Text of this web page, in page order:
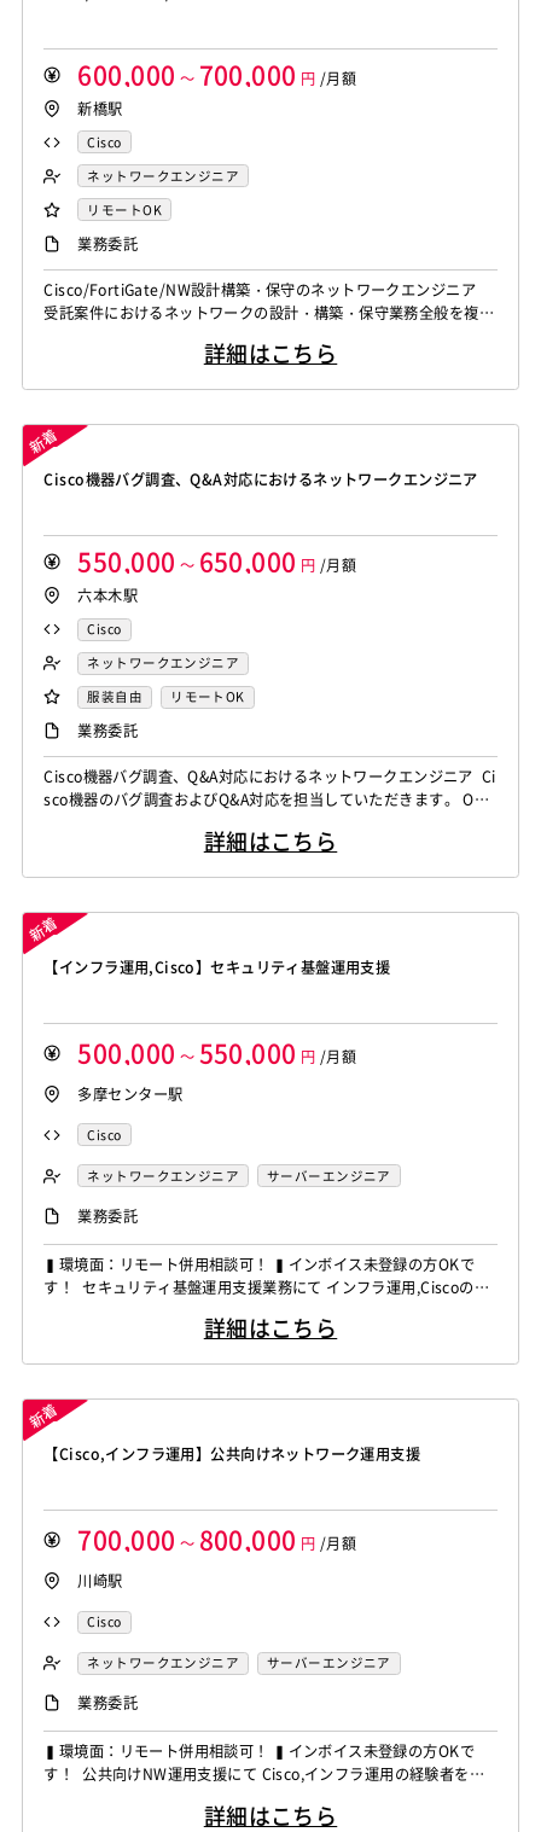
600,000 ～ 700,000 円 /月額
新橋駅
Cisco
ネットワークエンジニア
リモートOK
業務委託
Cisco/FortiGate/NW設計構築・保守のネットワークエンジニア
受託案件におけるネットワークの設計・構築・保守業務全般を複数
築やUTM更改、 スポット対応などのプロジェクトを1〜2件程度お
詳細はこちら
Cisco機器バグ調査、Q&A対応におけるネットワークエンジニア
550,000 ～ 650,000 円 /月額
六本木駅
Cisco
ネットワークエンジニア
服装自由
リモートOK
業務委託
Cisco機器バグ調査、Q&A対応におけるネットワークエンジニア Ci
sco機器のバグ調査およびQ&A対応を担当していただきます。 OS
必要に応じた検証やトラブルシューティングまで幅広くご対応いた
ポ...
詳細はこちら
【インフラ運用,Cisco】セキュリティ基盤運用支援
500,000 ～ 550,000 円 /月額
多摩センター駅
Cisco
ネットワークエンジニア サーバーエンジニア
業務委託
▍環境面：リモート併用相談可！ ▍インボイス未登録の方OKで
す！ セキュリティ基盤運用支援業務にて インフラ運用,Ciscoの経
・ネットワーク機器の運用管理 ・Firewall・VPN・F5の運用対応
詳細はこちら
【Cisco,インフラ運用】公共向けネットワーク運用支援
700,000 ～ 800,000 円 /月額
川崎駅
Cisco
ネットワークエンジニア サーバーエンジニア
業務委託
▍環境面：リモート併用相談可！ ▍インボイス未登録の方OKで
す！ 公共向けNW運用支援にて Cisco,インフラ運用の経験者を募
トワーク設計書レビュー対応 ・FWやLAN環境の改善提案 ・セキ
詳細はこちら